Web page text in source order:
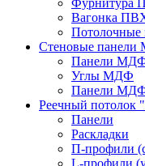
Фурнитура
Вагонка
Потолочные
Стеновые
Панели
Углы МДФ
Панели МДФ
Реечный потолок
Панели
Раскладки
П-профили